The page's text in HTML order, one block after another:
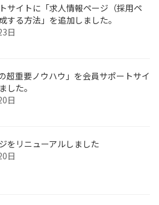
サイトに「求人情報ページ（採用ペ
する方法」を追加しました。
日
の超重要ノウハウ」を会員サポートサイ
した。
日
をリニューアルしました
日